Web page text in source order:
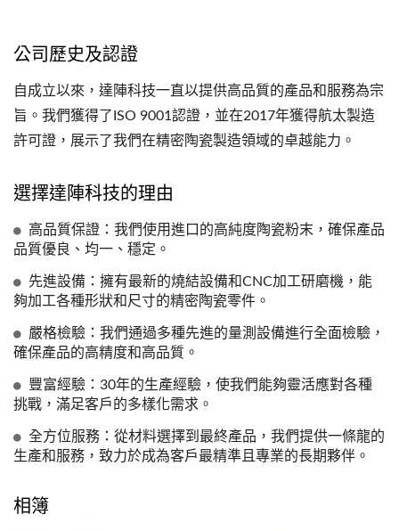
公司歷史及認證
自成立以來，達陣科技一直以提供高品質的產品和服務為宗
旨。我們獲得了ISO 9001認證，並在2017年獲得航太製造
許可證，展示了我們在精密陶瓷製造領域的卓越能力。
選擇達陣科技的理由
高品質保證：我們使用進口的高純度陶瓷粉末，確保產品
品質優良、均一、穩定。
先進設備：擁有最新的燒結設備和CNC加工研磨機，能
夠加工各種形狀和尺寸的精密陶瓷零件。
嚴格檢驗：我們通過多種先進的量測設備進行全面檢驗，
確保產品的高精度和高品質。
豐富經驗：30年的生產經驗，使我們能夠靈活應對各種
挑戰，滿足客戶的多樣化需求。
全方位服務：從材料選擇到最終產品，我們提供一條龍的
生產和服務，致力於成為客戶最精準且專業的長期夥伴。
相簿